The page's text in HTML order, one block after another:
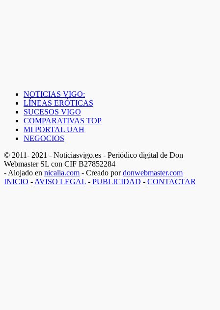
NOTICIAS VIGO:
LÍNEAS ERÓTICAS
SUCESOS VIGO
COMPARATIVAS TOP
MI PORTAL UAH
NEGOCIOS
© 2011- 2021 - Noticiasvigo.es - Periódico digital de Don
Webmaster SL con CIF B27852284
- Alojado en nicalia.com - Creado pordonwebmaster.com
INICIO - AVISO LEGAL - PUBLICIDAD - CONTACTAR